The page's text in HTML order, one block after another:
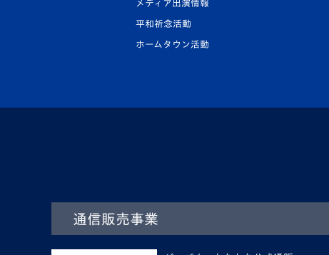
メディア出演情報
平和祈念活動
ホームタウン活動
通信販売事業